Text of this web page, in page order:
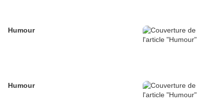
Humour
Humour